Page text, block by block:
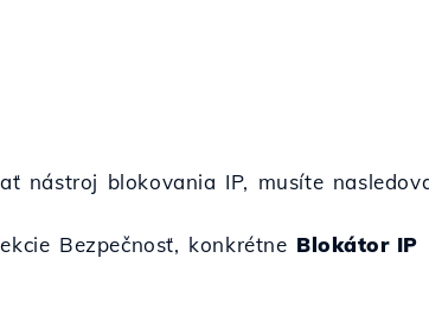
nástroj blokovania IP, musíte
Bezpečnosť, konkrétne Blokátor IP